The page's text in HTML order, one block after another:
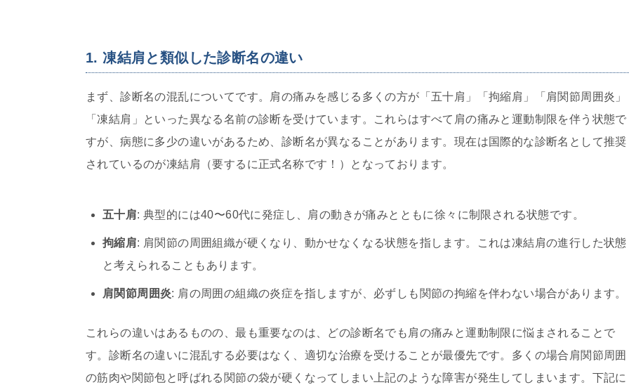
1. 凍結肩と類似した診断名の違い
まず、診断名の混乱についてです。肩の痛みを感じる多くの方が「五十肩」「拘縮肩」「肩関節周囲炎」
「凍結肩」といった異なる名前の診断を受けています。これらはすべて肩の痛みと運動制限を伴う状態で
すが、病態に多少の違いがあるため、診断名が異なることがあります。現在は国際的な診断名として推奨
されているのが凍結肩（要するに正式名称です！）となっております。
五十肩: 典型的には40〜60代に発症し、肩の動きが痛みとともに徐々に制限される状態です。
拘縮肩: 肩関節の周囲組織が硬くなり、動かせなくなる状態を指します。これは凍結肩の進行した状態
と考えられることもあります。
肩関節周囲炎: 肩の周囲の組織の炎症を指しますが、必ずしも関節の拘縮を伴わない場合があります。
これらの違いはあるものの、最も重要なのは、どの診断名でも肩の痛みと運動制限に悩まされることで
す。診断名の違いに混乱する必要はなく、適切な治療を受けることが最優先です。多くの場合肩関節周囲
の筋肉や関節包と呼ばれる関節の袋が硬くなってしまい上記のような障害が発生してしまいます。下記に